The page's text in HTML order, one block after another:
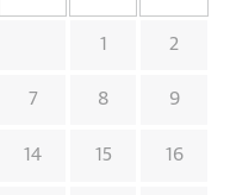
1 2
7 8 9
14 15 16